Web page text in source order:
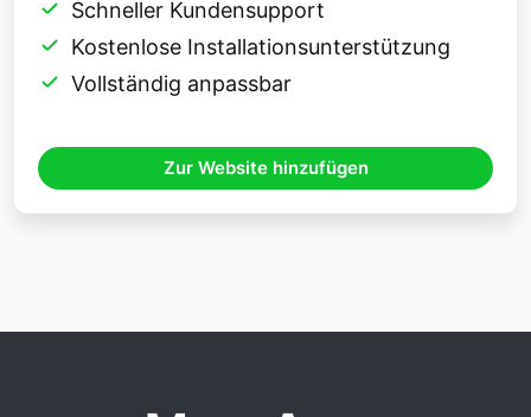
Schneller Kundensupport
Kostenlose Installationsunterstützung
Vollständig anpassbar
Zur Website hinzufügen